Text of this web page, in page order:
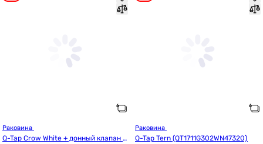
Q-Tap Crow White + донный клапан P
Q-Tap Tern (QT1711G302WN47320)